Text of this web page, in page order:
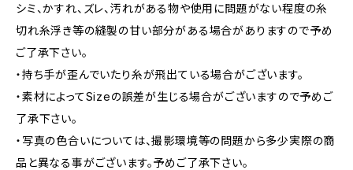
シミ、かすれ、ズレ、汚れがある物や使用に問題がない程度の糸
切れ糸浮き等の縫製の甘い部分がある場合がありますので予め
ご了承下さい。
・持ち手が歪んでいたり糸が飛出ている場合がございます。
・素材によってSizeの誤差が生じる場合がございますので予めご
了承下さい。
・写真の色合いについては、撮影環境等の問題から多少実際の商
品と異なる事がございます。予めご了承下さい。